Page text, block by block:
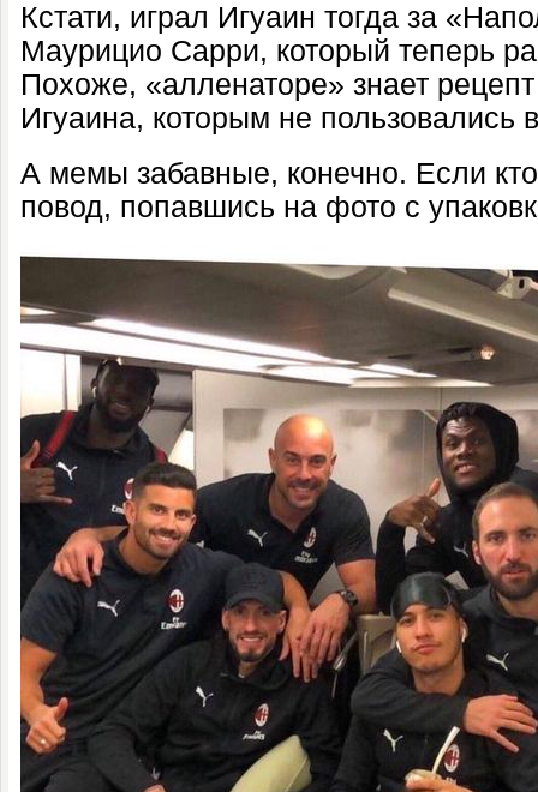
Кстати, играл Игуаин тогда за
Маурицио Сарри, который теперь
Похоже, «алленаторе» знает
Игуаина, которым не пользовались
А мемы забавные, конечно. Если
повод, попавшись на фото с